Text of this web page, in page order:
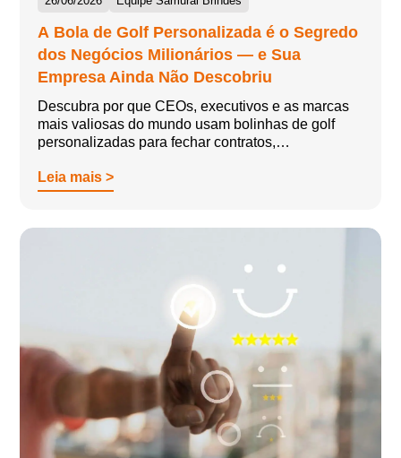
A Bola de Golf Personalizada é o Segredo
dos Negócios Milionários — e Sua
Empresa Ainda Não Descobriu
Descubra por que CEOs, executivos e as marcas
mais valiosas do mundo usam bolinhas de golf
personalizadas para fechar contratos,…
Leia mais >